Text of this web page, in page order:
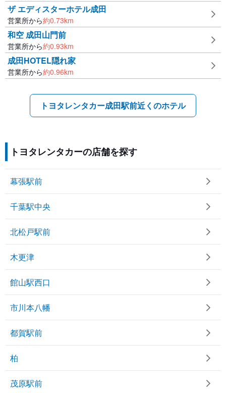
ザ エディスターホテル成田
営業所から約0.73km
和空 成田山門前
営業所から約0.93km
成田HOTEL隠れ家
営業所から約0.96km
トヨタレンタカー成田駅前近くのホテル
トヨタレンタカーの店舗を探す
幕張駅前
千葉駅中央
北松戸駅前
木更津
館山駅西口
市川本八幡
都賀駅前
柏
茂原駅前